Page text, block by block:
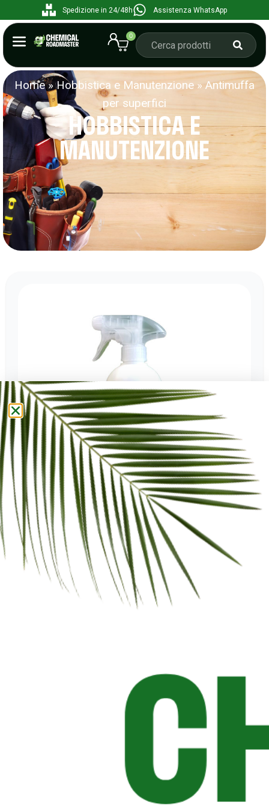
Spedizione in 24/48h Assistenza WhatsApp
0
Home»Hobbistica e Manutenzione » Antimuffa
per superfici
HOBBISTICA E
MANUTENZIONE
BLM 200 Pronto Uso
€ 7,00
Acquista